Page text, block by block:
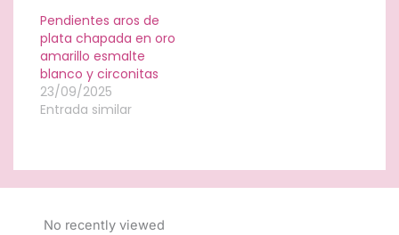
Pendientes aros de
plata chapada en oro
amarillo esmalte
blanco y circonitas
23/09/2025
Entrada similar
No recently viewed